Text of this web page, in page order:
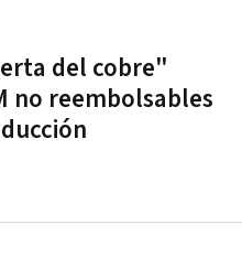
del cobre"
no reembolsables